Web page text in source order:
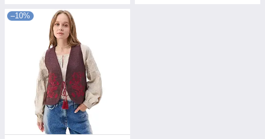
–10%